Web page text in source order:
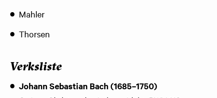
Mahler
Thorsen
Verksliste
Johann Sebastian Bach (1685–1750)